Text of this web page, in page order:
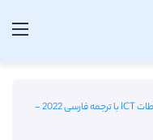
مقاله انگلیسی فناوری اطلاعات و ارتباطات ICT با ترجمه فارسی 2022 -